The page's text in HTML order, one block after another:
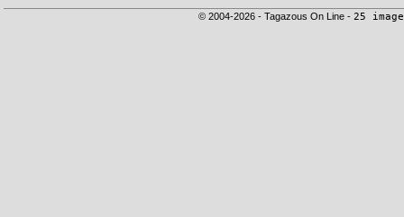
© 2004-2026 - Tagazous On Line - 25